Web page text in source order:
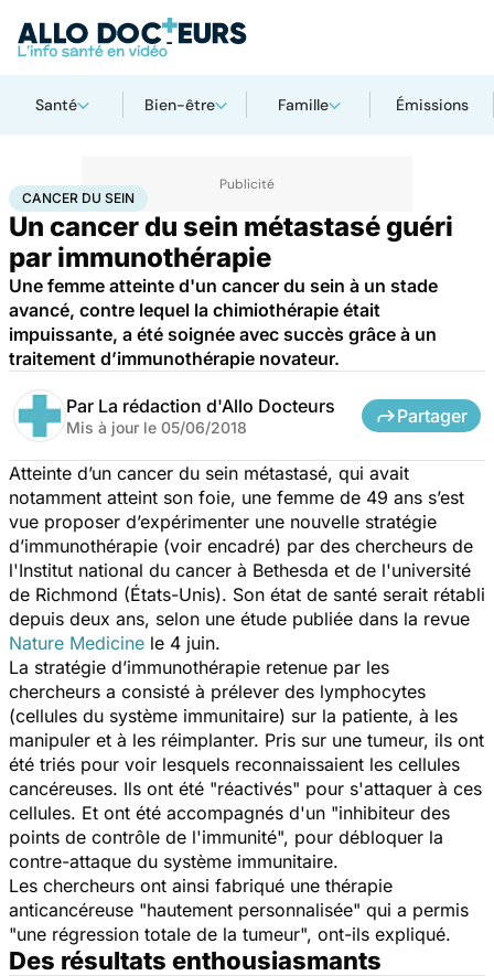
Santé Bien-être Famille Émissions
AccueilSanté Maladies Cancer du sein
CANCER DU SEIN
Un cancer du sein métastasé guéri
par immunothérapie
Une femme atteinte d'un cancer du sein à un stade
avancé, contre lequel la chimiothérapie était
impuissante, a été soignée avec succès grâce à un
traitement d’immunothérapie novateur.
Par La rédaction d'Allo Docteurs
Mis à jour le 05/06/2018
Partager
Atteinte d’un cancer du sein métastasé, qui avait
notamment atteint son foie, une femme de 49 ans s’est
vue proposer d’expérimenter une nouvelle stratégie
d’immunothérapie (voir encadré) par des chercheurs de
l'Institut national du cancer à Bethesda et de l'université
de Richmond (États-Unis). Son état de santé serait rétabli
depuis deux ans, selon une étude publiée dans la revue
Nature Medicine le 4 juin.
La stratégie d’immunothérapie retenue par les
chercheurs a consisté à prélever des lymphocytes
(cellules du système immunitaire) sur la patiente, à les
manipuler et à les réimplanter. Pris sur une tumeur, ils ont
été triés pour voir lesquels reconnaissaient les cellules
cancéreuses. Ils ont été "réactivés" pour s'attaquer à ces
cellules. Et ont été accompagnés d'un "inhibiteur des
points de contrôle de l'immunité", pour débloquer la
contre-attaque du système immunitaire.
Les chercheurs ont ainsi fabriqué une thérapie
anticancéreuse "hautement personnalisée" qui a permis
"une régression totale de la tumeur", ont-ils expliqué.
Des résultats enthousiasmants